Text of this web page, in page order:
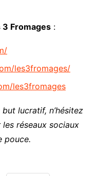
3 Fromages:
les3fromages/
les3fromages
lucratif, n’hésitez
réseaux sociaux
pouce.